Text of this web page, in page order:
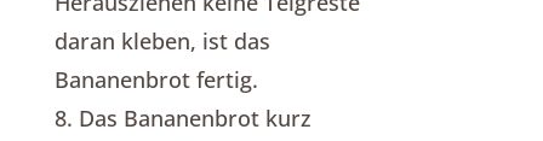
daran kleben, ist das
Bananenbrot fertig.
8. Das Bananenbrot kurz